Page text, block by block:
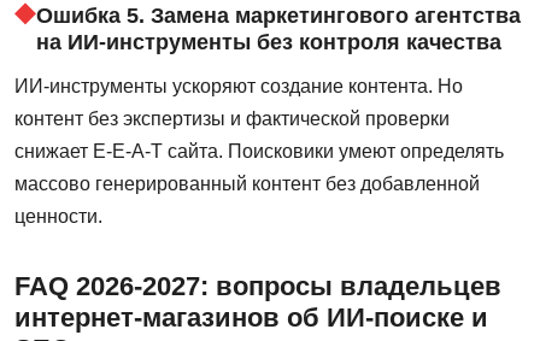
Ошибка 5. Замена маркетингового агентства
на ИИ-инструменты без контроля качества
ИИ-инструменты ускоряют создание контента. Но
контент без экспертизы и фактической проверки
снижает E-E-A-T сайта. Поисковики умеют определять
массово генерированный контент без добавленной
ценности.
FAQ 2026-2027: вопросы владельцев
интернет-магазинов об ИИ-поиске и